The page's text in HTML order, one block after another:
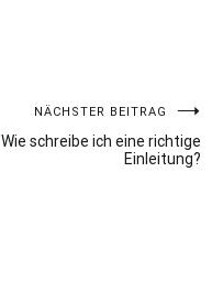
NÄCHSTER BEITRAG
Wie schreibe ich eine richtige
Einleitung?